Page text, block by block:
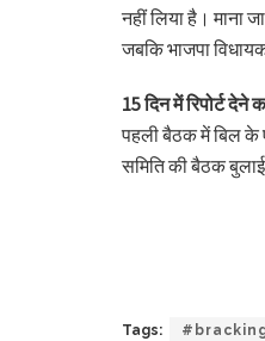
नहीं लिया है। माना
जबकि भाजपा
15 दिन में रिपोर्ट देने
पहली बैठक में बिल के
समिति की बैठक बुलाई
Tags: